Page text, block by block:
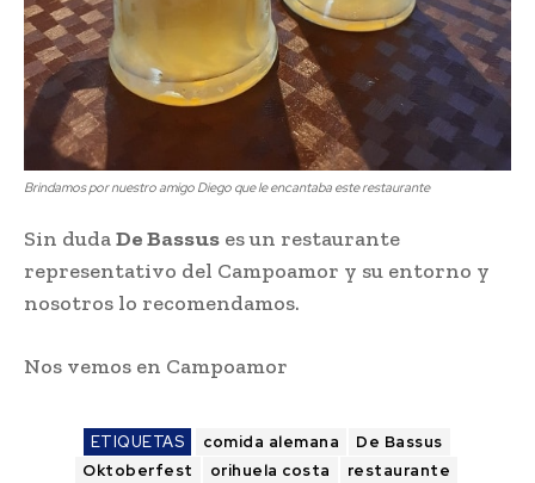
Brindamos por nuestro amigo Diego que le encantaba este restaurante
Sin dudaDe Bassus es un restaurante
representativo del Campoamor y su entorno y
nosotros lo recomendamos.
Nos vemos en Campoamor
ETIQUETAS comida alemana
De Bassus
Oktoberfest
orihuela costa restaurante